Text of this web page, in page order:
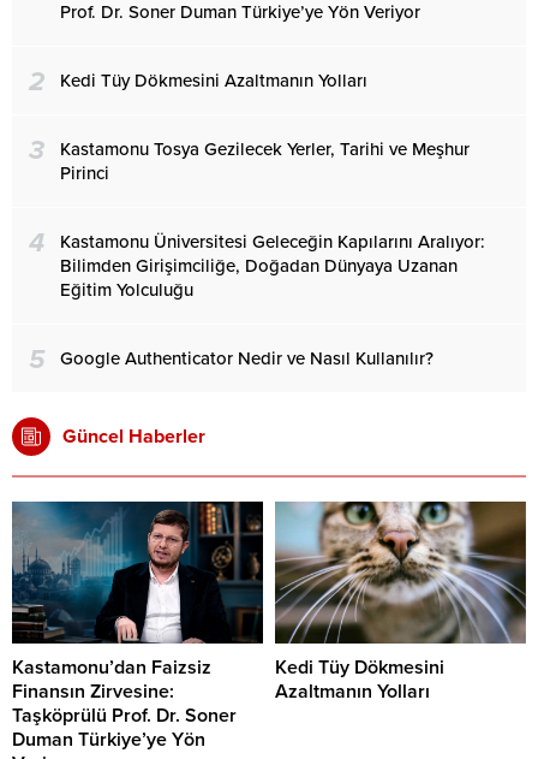
Prof. Dr. Soner Duman Türkiye’ye Yön Veriyor
2 Kedi Tüy Dökmesini Azaltmanın Yolları
3
Kastamonu Tosya Gezilecek Yerler, Tarihi ve Meşhur
Pirinci
4
Kastamonu Üniversitesi Geleceğin Kapılarını Aralıyor:
Bilimden Girişimciliğe, Doğadan Dünyaya Uzanan
Eğitim Yolculuğu
5 Google Authenticator Nedir ve Nasıl Kullanılır?
Güncel Haberler
Kastamonu’dan Faizsiz
Finansın Zirvesine:
Taşköprülü Prof. Dr. Soner
Duman Türkiye’ye Yön
Kedi Tüy Dökmesini
Azaltmanın Yolları